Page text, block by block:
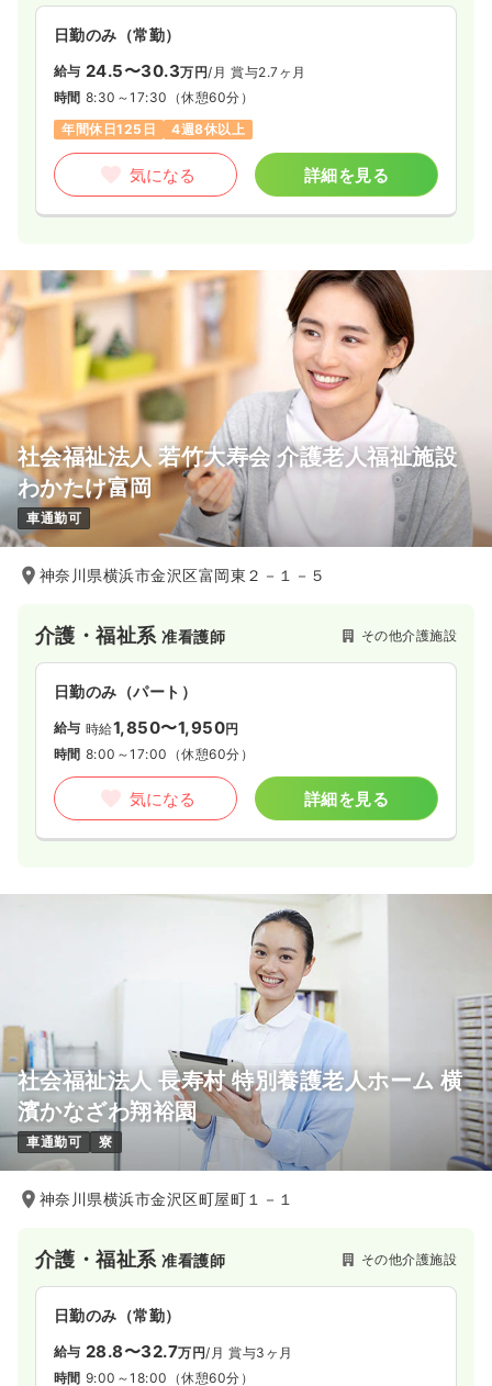
日勤のみ（常勤）
給与 24.5〜30.3万円/月 賞与2.7ヶ月
時間 8:30～17:30 （休憩60分）
年間休日125日
4週8休以上
気になる 詳細を見る
社会福祉法人 若竹大寿会 介護老人福祉施設
わかたけ富岡
車通勤可
神奈川県横浜市金沢区富岡東２－１－５
介護・福祉系准看護師 その他介護施設
日勤のみ（パート）
給与 時給1,850〜1,950円
時間 8:00～17:00 （休憩60分）
気になる 詳細を見る
社会福祉法人 長寿村 特別養護老人ホーム 横
濱かなざわ翔裕園
車通勤可 寮
神奈川県横浜市金沢区町屋町１－１
介護・福祉系准看護師 その他介護施設
日勤のみ（常勤）
給与 28.8〜32.7万円/月 賞与3ヶ月
時間 9:00～18:00 （休憩60分）